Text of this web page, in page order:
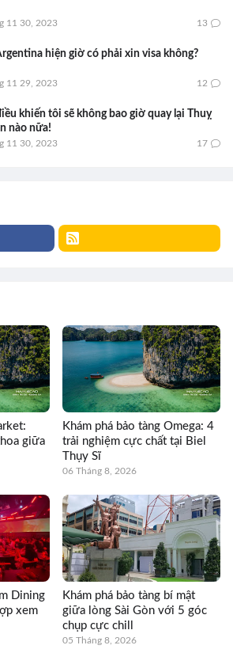
11 30, 2023 13
hiện giờ có phải xin visa không?
11 29, 2023 12
khiến tôi sẽ không bao giờ quay lại Thuỵ
nào nữa!
11 30, 2023 17
giữa
Khám phá bảo tàng Omega: 4
trải nghiệm cực chất tại Biel
Thụy Sĩ
06 Tháng 8, 2026
Dining
xem
Khám phá bảo tàng bí mật
giữa lòng Sài Gòn với 5 góc
chụp cực chill
05 Tháng 8, 2026